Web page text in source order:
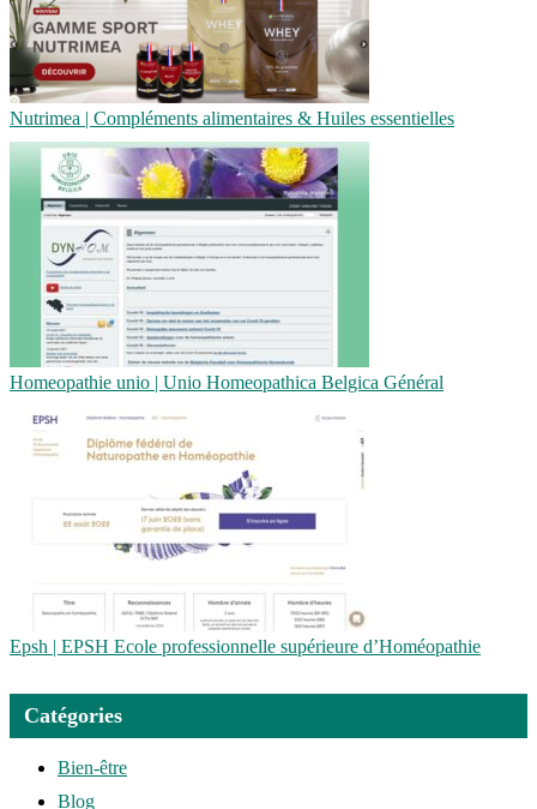
Nutrimea | Compléments alimentaires & Huiles essentielles
Homeopathie unio | Unio Homeopat­hi­ca Belgica Général
Epsh | EPSH Ecole profes­sionnel­le supérieure d’Homéopathie
Catégories
Bien-être
Blog